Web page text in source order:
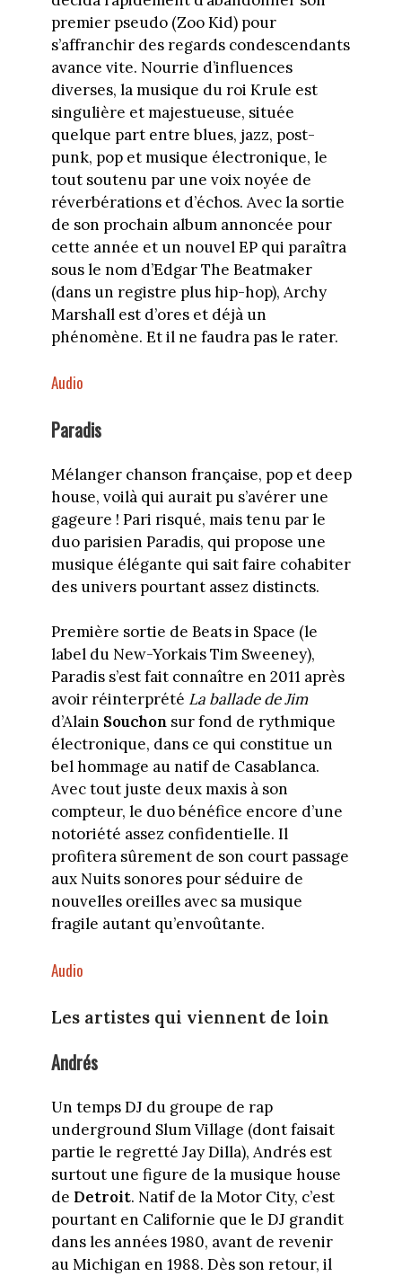
premier pseudo (Zoo Kid) pour
s’affranchir des regards condescendants
avance vite. Nourrie d’influences
diverses, la musique du roi Krule est
singulière et majestueuse, située
quelque part entre blues, jazz, post-
punk, pop et musique électronique, le
tout soutenu par une voix noyée de
réverbérations et d’échos. Avec la sortie
de son prochain album annoncée pour
cette année et un nouvel EP qui paraîtra
sous le nom d’Edgar The Beatmaker
(dans un registre plus hip-hop), Archy
Marshall est d’ores et déjà un
phénomène. Et il ne faudra pas le rater.
Audio
Paradis
Mélanger chanson française, pop et deep
house, voilà qui aurait pu s’avérer une
gageure ! Pari risqué, mais tenu par le
duo parisien Paradis, qui propose une
musique élégante qui sait faire cohabiter
des univers pourtant assez distincts.
Première sortie de Beats in Space (le
label du New-Yorkais Tim Sweeney),
Paradis s’est fait connaître en 2011 après
avoir réinterprété La ballade de Jim
d’Alain Souchonsur fond de rythmique
électronique, dans ce qui constitue un
bel hommage au natif de Casablanca.
Avec tout juste deux maxis à son
compteur, le duo bénéfice encore d’une
notoriété assez confidentielle. Il
profitera sûrement de son court passage
aux Nuits sonores pour séduire de
nouvelles oreilles avec sa musique
fragile autant qu’envoûtante.
Audio
Les artistes qui viennent de loin
Andrés
Un temps DJ du groupe de rap
underground Slum Village (dont faisait
partie le regretté Jay Dilla), Andrés est
surtout une figure de la musique house
de Detroit. Natif de la Motor City, c’est
pourtant en Californie que le DJ grandit
dans les années 1980, avant de revenir
au Michigan en 1988. Dès son retour, il